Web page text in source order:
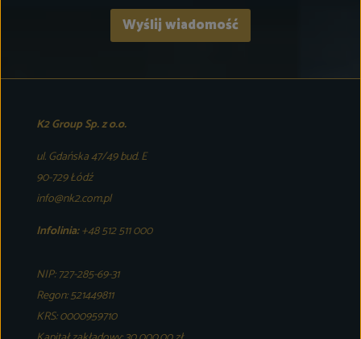
K2 Group Sp. z o.o.
ul. Gdańska 47/49 bud. E
90-729 Łódź
info@nk2.com.pl
Infolinia:+48 512 511 000
NIP: 727-285-69-31
Regon: 521449811
KRS: 0000959710